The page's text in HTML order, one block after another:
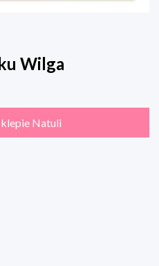
Wilga
Natuli